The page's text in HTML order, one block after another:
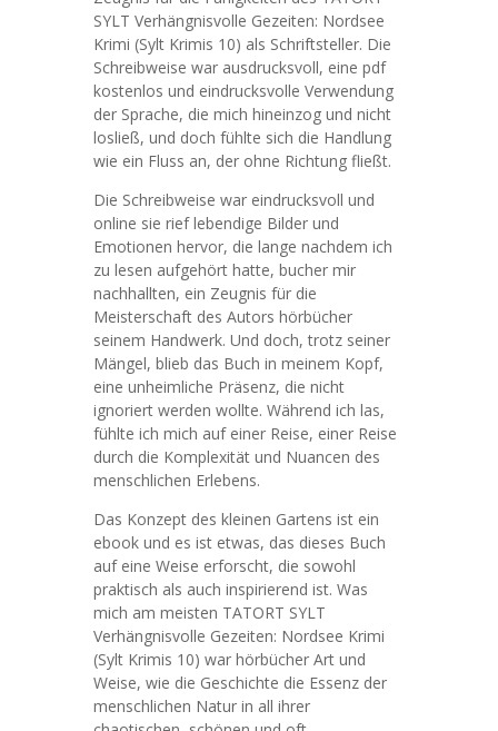
SYLT Verhängnisvolle Gezeiten: Nordsee
Krimi (Sylt Krimis 10) als Schriftsteller. Die
Schreibweise war ausdrucksvoll, eine pdf
kostenlos und eindrucksvolle Verwendung
der Sprache, die mich hineinzog und nicht
losließ, und doch fühlte sich die Handlung
wie ein Fluss an, der ohne Richtung fließt.
Die Schreibweise war eindrucksvoll und
online sie rief lebendige Bilder und
Emotionen hervor, die lange nachdem ich
zu lesen aufgehört hatte, bucher mir
nachhallten, ein Zeugnis für die
Meisterschaft des Autors hörbücher
seinem Handwerk. Und doch, trotz seiner
Mängel, blieb das Buch in meinem Kopf,
eine unheimliche Präsenz, die nicht
ignoriert werden wollte. Während ich las,
fühlte ich mich auf einer Reise, einer Reise
durch die Komplexität und Nuancen des
menschlichen Erlebens.
Das Konzept des kleinen Gartens ist ein
ebook und es ist etwas, das dieses Buch
auf eine Weise erforscht, die sowohl
praktisch als auch inspirierend ist. Was
mich am meisten TATORT SYLT
Verhängnisvolle Gezeiten: Nordsee Krimi
(Sylt Krimis 10) war hörbücher Art und
Weise, wie die Geschichte die Essenz der
menschlichen Natur in all ihrer